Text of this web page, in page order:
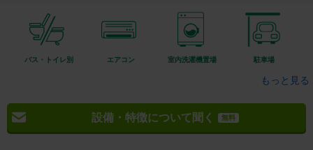
バス・トイレ別 エアコン 室内洗濯機置場 駐車場
もっと見る
設備・特徴について聞く 無料